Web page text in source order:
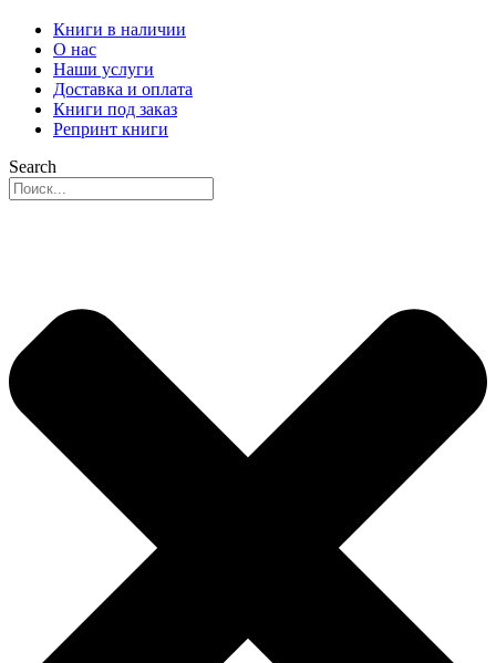
Книги в наличии
О нас
Наши услуги
Доставка и оплата
Книги под заказ
Репринт книги
Search